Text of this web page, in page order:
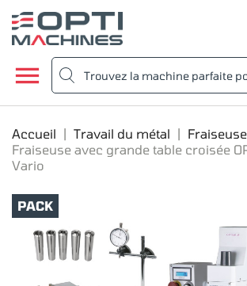

Accueil Travail du métal
Fraiseuse avec grande table croisée
Vario
PACK